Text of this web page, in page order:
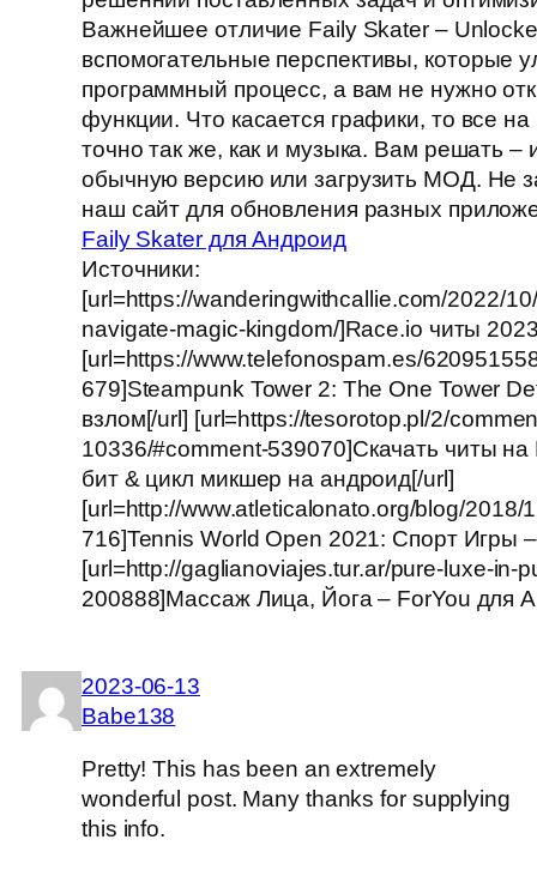
Важнейшее отличие Faily Skater –
вспомогательные перспективы, которые
программный процесс, а вам не нужно
функции. Что касается графики, то все
точно так же, как и музыка. Вам решать –
обычную версию или загрузить МОД. Не
наш сайт для обновления разных
Faily Skater для Андроид
Источники:
[url=https://wanderingwithcallie.com/2022/
navigate-magic-kingdom/]Race.io читы
[url=https://www.telefonospam.es/
679]Steampunk Tower 2: The One Tower
взлом[/url] [url=https://tesorotop.pl/2/
10336/#comment-539070]Скачать читы
бит & цикл микшер на андроид[/url]
[url=http://www.atleticalonato.org/blog/2018/
716]Tennis World Open 2021: Спорт Игры
[url=http://gaglianoviajes.tur.ar/pure-luxe-in-
200888]Массаж Лица, Йога – ForYou для
2023-06-13
Babe138
Pretty! This has been an extremely
wonderful post. Many thanks for supplying
this info.